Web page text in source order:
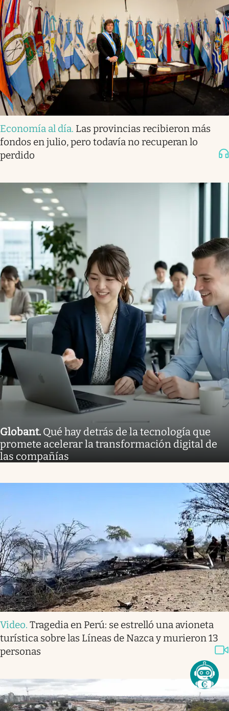
Economía al día. Las provincias recibieron más
fondos en julio, pero todavía no recuperan lo
perdido
Globant. Qué hay detrás de la tecnología que
promete acelerar la transformación digital de
las compañías
Video. Tragedia en Perú: se estrelló una avioneta
turística sobre las Líneas de Nazca y murieron 13
personas